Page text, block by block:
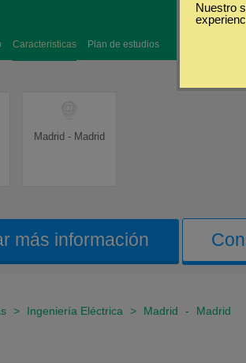
Caracteristicas Plan de estudios
Madrid - Madrid
más información
> Ingeniería Eléctrica > Madrid - Madrid
Nuestro